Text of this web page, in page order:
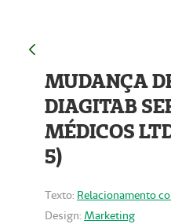
MUDANÇA
DIAGITAB
MÉDICOS
5)
Texto: Relacionamento
Design: Marketing